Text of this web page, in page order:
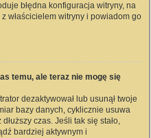
błędna konfiguracja witryny, na
właścicielem witryny i powiadom go
temu, ale teraz nie mogę się
dezaktywował lub usunął twoje
bazy danych, cyklicznie usuwa
czas. Jeśli tak się stało,
bardziej aktywnym i